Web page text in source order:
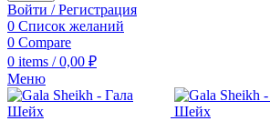
Войти / Регистрация
0 Список желаний
0 Compare
0 items / 0,00 ₽
Меню